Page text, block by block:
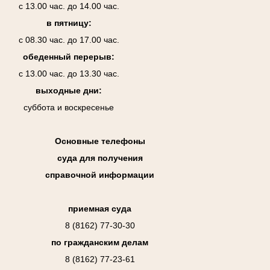
с 13.00 час. до 14.00 час.
в пятницу:
с 08.30 час. до 17.00 час.
обеденный перерыв:
с 13.00 час. до 13.30 час.
выходные дни:
суббота и воскресенье
Основные телефоны
суда для получения
справочной информации
приемная суда
8 (8162) 77-30-30
по гражданским делам
8 (8162) 77-23-61